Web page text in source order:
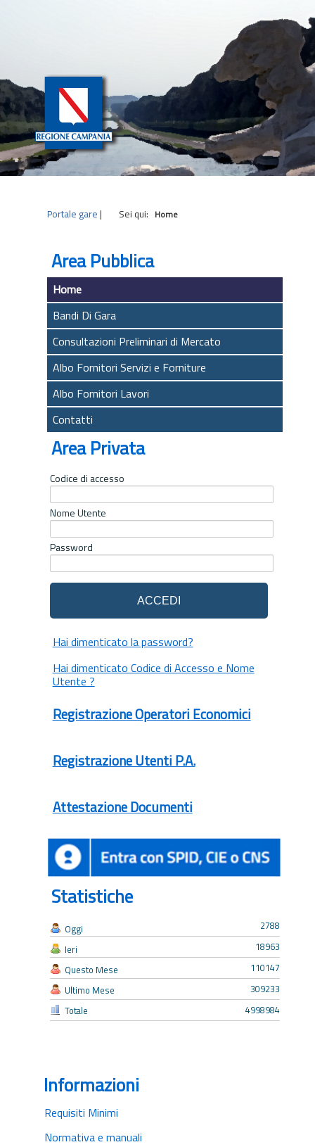
Portale gare | Sei qui: Home
Area Pubblica
Home
Bandi Di Gara
Consultazioni Preliminari di Mercato
Albo Fornitori Servizi e Forniture
Albo Fornitori Lavori
Contatti
Area Privata
Codice di accesso
Nome Utente
Password
Hai dimenticato la password?
Hai dimenticato Codice di Accesso e Nome
Utente ?
Registrazione Operatori Economici
Registrazione Utenti P.A.
Attestazione Documenti
Statistiche
Oggi
Ieri
Questo Mese
Ultimo Mese
Totale
2788
18963
110147
309233
4998984
Informazioni
Requisiti Minimi
Normativa e manuali